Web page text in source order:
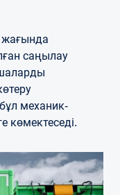
жағында
саңылау
механик-
көмектеседі.